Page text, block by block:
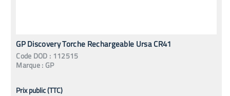
GP Discovery Torche Rechargeable Ursa CR41
Code DOD : 112515
Marque : GP
Prix public (TTC)